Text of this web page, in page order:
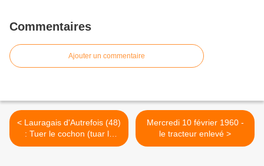
Commentaires
Ajouter un commentaire
< Lauragais d'Autrefois (48)
: Tuer le cochon (tuar le
pòrc) (épisode 1)
Mercredi 10 février 1960 -
le tracteur enlevé >